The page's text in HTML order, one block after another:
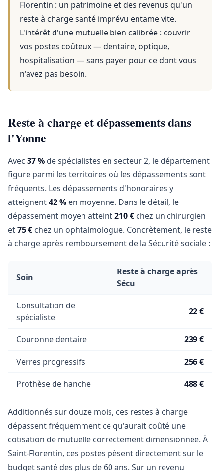
Florentin : un patrimoine et des revenus qu'un
reste à charge santé imprévu entame vite.
L'intérêt d'une mutuelle bien calibrée : couvrir
vos postes coûteux — dentaire, optique,
hospitalisation — sans payer pour ce dont vous
n'avez pas besoin.
Reste à charge et dépassements dans
l'Yonne
Avec 37 % de spécialistes en secteur 2, le département
figure parmi les territoires où les dépassements sont
fréquents. Les dépassements d'honoraires y
atteignent42 % en moyenne. Dans le détail, le
dépassement moyen atteint210 € chez un chirurgien
et75 € chez un ophtalmologue. Concrètement, le reste
à charge après remboursement de la Sécurité sociale :
Soin
Reste à charge après
Sécu
Consultation de
spécialiste
22 €
Couronne dentaire 239 €
Verres progressifs 256 €
Prothèse de hanche 488 €
Additionnés sur douze mois, ces restes à charge
dépassent fréquemment ce qu'aurait coûté une
cotisation de mutuelle correctement dimensionnée. À
Saint-Florentin, ces postes pèsent directement sur le
budget santé des plus de 60 ans. Sur un revenu